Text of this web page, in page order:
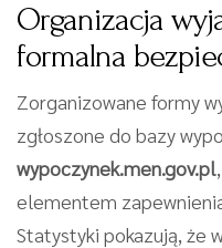
Organizacja
formalna
Zorganizowane formy
zgłoszone do bazy
wypoczynek.men.gov.pl
elementem
Statystyki pokazują, że